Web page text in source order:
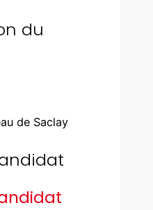
du
de Saclay